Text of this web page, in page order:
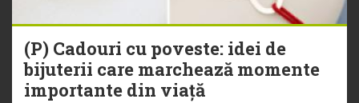
(P) Cadouri cu poveste: idei de
bijuterii care marchează momente
importante din viață